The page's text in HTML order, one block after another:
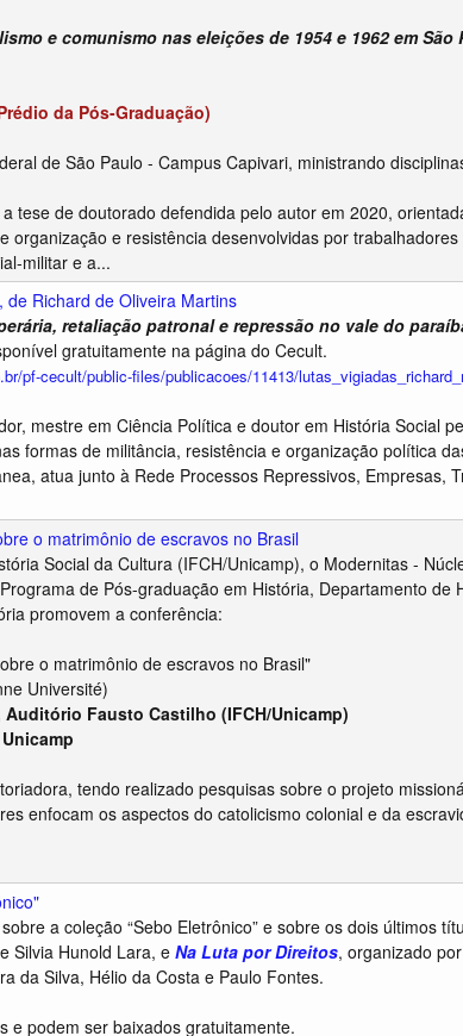
e comunismo nas eleições de 1954 e 1962 em São
da Pós-Graduação)
de São Paulo - Campus Capivari, ministrando
tese de doutorado defendida pelo autor em 2020,
organização e resistência desenvolvidas por
militar e a...
Richard de Oliveira Martins
retaliação patronal e repressão no vale do
gratuitamente na página do Cecult.
pf-cecult/public-files/publicacoes/11413/
mestre em Ciência Política e doutor em História Social
formas de militância, resistência e organização política
atua junto à Rede Processos Repressivos, Empresas,
o matrimônio de escravos no Brasil
Social da Cultura (IFCH/Unicamp), o Modernitas -
de Pós-graduação em História, Departamento de
promovem a conferência:
o matrimônio de escravos no Brasil"
Université)
Fausto Castilho (IFCH/Unicamp)
tendo realizado pesquisas sobre o projeto
enfocam os aspectos do catolicismo colonial e da
a coleção “Sebo Eletrônico” e sobre os dois últimos
Silvia Hunold Lara, eNa Luta por Direitos, organizado
da Silva, Hélio da Costa e Paulo Fontes.
e podem ser baixados gratuitamente.